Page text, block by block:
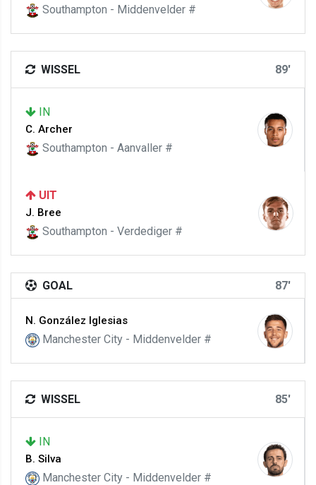
Southampton - Middenvelder #
WISSEL 89'
IN
C. Archer
Southampton - Aanvaller #
UIT
J. Bree
Southampton - Verdediger #
GOAL 87'
N. González Iglesias
Manchester City - Middenvelder #
WISSEL 85'
IN
B. Silva
Manchester City - Middenvelder #